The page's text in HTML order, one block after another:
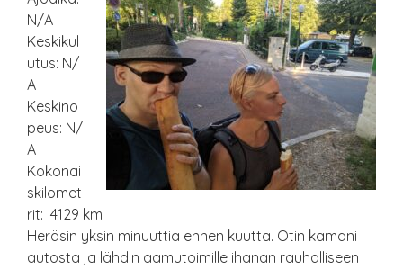
N/A
Keskikul
utus: N/
A
Keskino
peus: N/
A
Kokonai
skilomet
rit: 4129 km
Heräsin yksin minuuttia ennen kuutta. Otin kamani
autosta ja lähdin aamutoimille ihanan rauhalliseen